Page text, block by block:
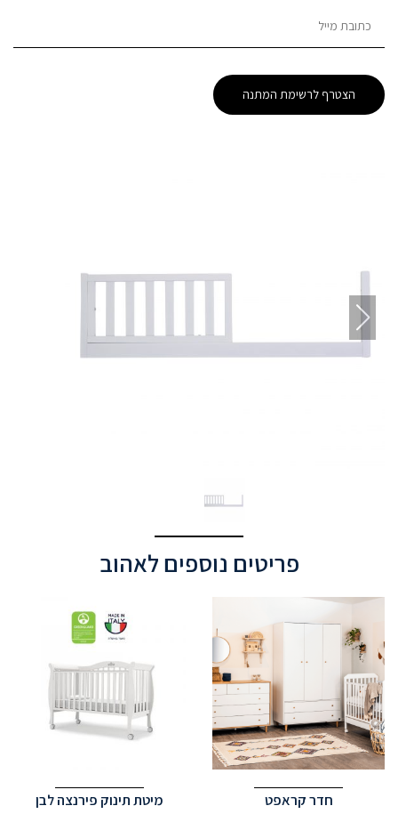
your
email
to
join
הצטרף לרשימת המתנה
פריטים נוספים לאהוב
חדר קראפט מיטת תינוק פירנצה לבן